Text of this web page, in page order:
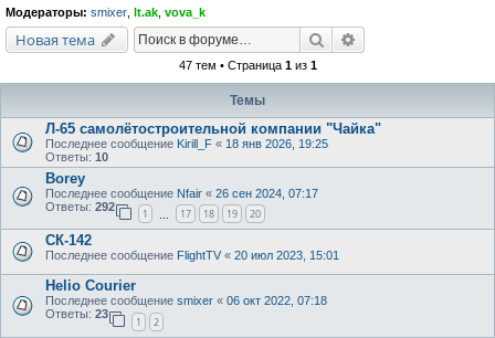
Модераторы: smixer lt.ak vova_k
Новая тема Поиск
47 тем • Страница 1из 1
Темы
Л-65 самолётостроительной компании "Чайка"
Последнее сообщение Kirill_F « 18 янв 2026, 19:25
Ответы: 10
Borey
Последнее сообщение Nfair « 26 сен 2024, 07:17
Ответы: 292
1 17 18 19 20
СК-142
Последнее сообщение FlightTV « 20 июл 2023, 15:01
Helio Courier
Последнее сообщение smixer « 06 окт 2022, 07:18
Ответы: 23
1 2